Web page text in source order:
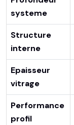
systeme
Structure
interne
Epaisseur
vitrage
Performance
profil